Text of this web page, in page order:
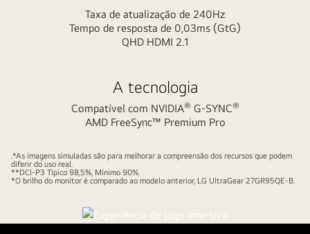
Taxa de atualização de 240Hz
Tempo de resposta de 0,03ms (GtG)
QHD HDMI 2.1
A tecnologia
Compatível com NVIDIA® G-SYNC®
AMD FreeSync™ Premium Pro
.*As imagens simuladas são para melhorar a compreensão dos recursos que podem
diferir do uso real.
**DCI-P3 Típico 98,5%, Mínimo 90%.
*O brilho do monitor é comparado ao modelo anterior, LG UltraGear 27GR95QE-B.